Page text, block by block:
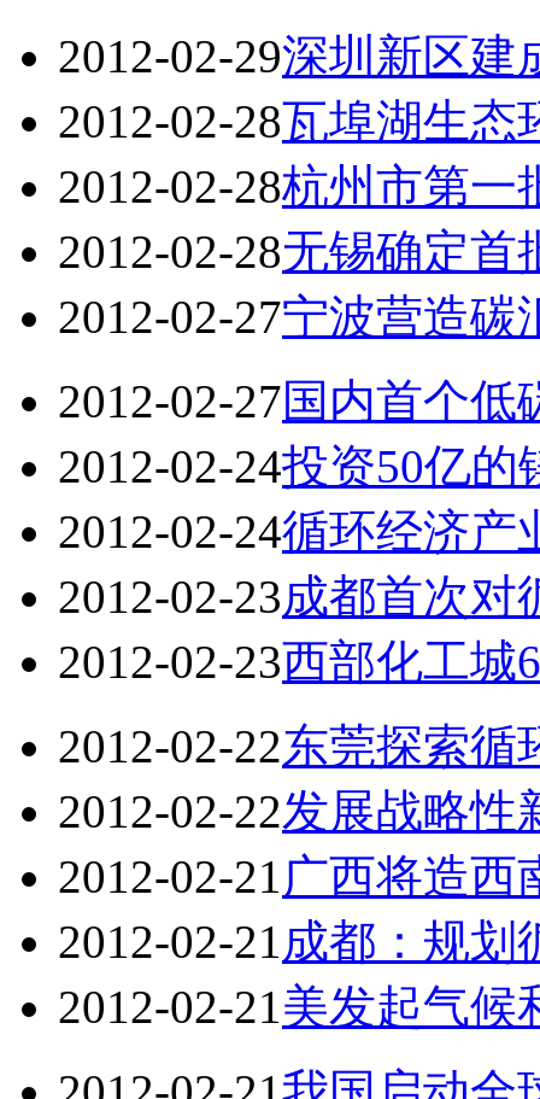
2012-02-29深圳新区建
2012-02-28瓦埠湖生态
2012-02-28杭州市第一
2012-02-28无锡确定首
2012-02-27宁波营造碳
2012-02-27国内首个低
2012-02-24投资50亿的
2012-02-24循环经济产
2012-02-23成都首次对
2012-02-23西部化工城
2012-02-22东莞探索循
2012-02-22发展战略性
2012-02-21广西将造西
2012-02-21成都：规划
2012-02-21美发起气候